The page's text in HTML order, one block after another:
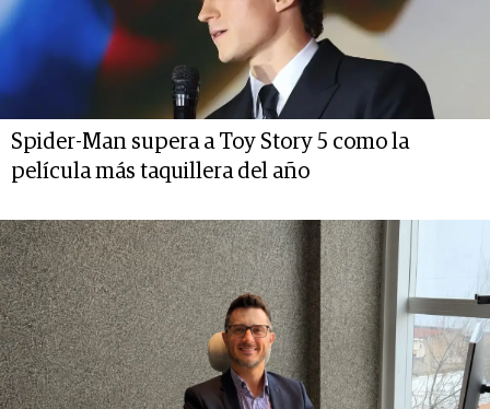
Spider-Man supera a Toy Story 5 como la
película más taquillera del año